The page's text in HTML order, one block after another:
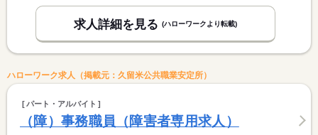
求人詳細を見る (ハローワークより転載)
ハローワーク求人（掲載元：久留米公共職業安定所）
パート・アルバイト
（障）事務職員（障害者専用求人）